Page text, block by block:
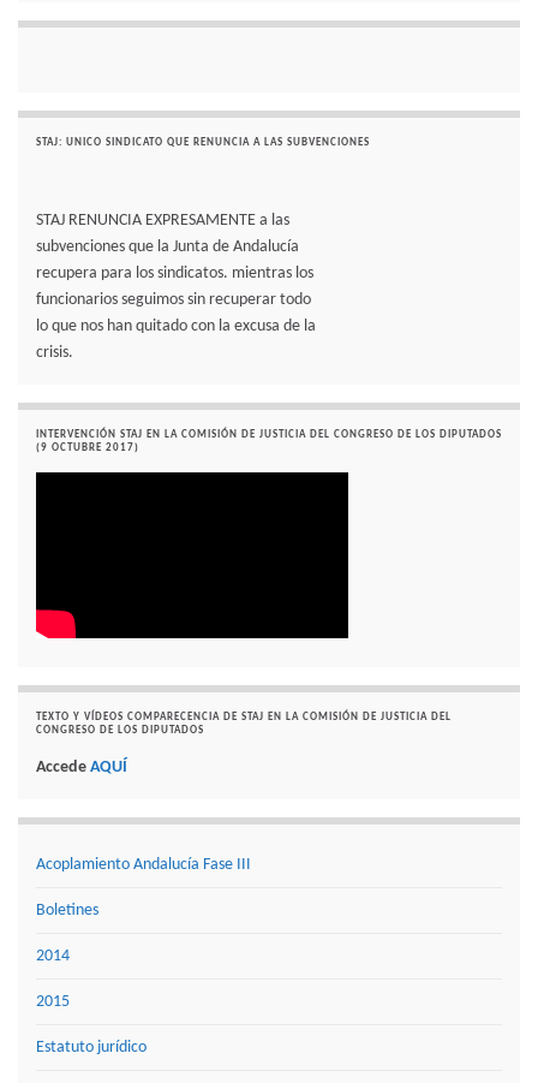
STAJ: UNICO SINDICATO QUE RENUNCIA A LAS SUBVENCIONES
STAJ RENUNCIA EXPRESAMENTE a las
subvenciones que la Junta de Andalucía
recupera para los sindicatos. mientras los
funcionarios seguimos sin recuperar todo
lo que nos han quitado con la excusa de la
crisis.
INTERVENCIÓN STAJ EN LA COMISIÓN DE JUSTICIA DEL CONGRESO DE LOS DIPUTADOS
(9 OCTUBRE 2017)
TEXTO Y VÍDEOS COMPARECENCIA DE STAJ EN LA COMISIÓN DE JUSTICIA DEL
CONGRESO DE LOS DIPUTADOS
Accede AQUÍ
Acoplamiento Andalucía Fase III
Boletines
2014
2015
Estatuto jurídico